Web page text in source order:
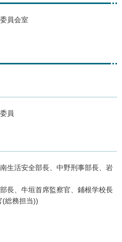
員会室
員
生活安全部長、中野刑事部長、岩
長、牛垣首席監察官、鋪根学校長
(総務担当))